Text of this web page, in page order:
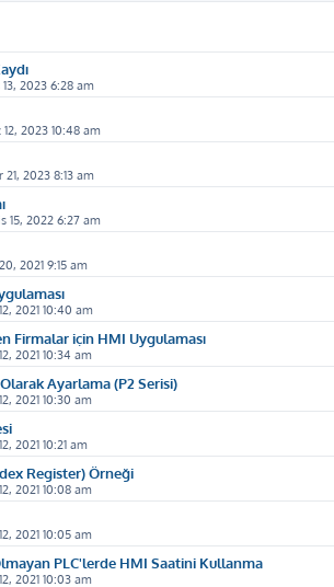
13, 2023 6:28 am
12, 2023 10:48 am
21, 2023 8:13 am
15, 2022 6:27 am
2021 9:15 am
2021 10:40 am
Firmalar için HMI Uygulaması
2021 10:34 am
Ayarlama (P2 Serisi)
2021 10:30 am
2021 10:21 am
Register) Örneği
2021 10:08 am
2021 10:05 am
PLC'lerde HMI Saatini Kullanma
2021 10:03 am